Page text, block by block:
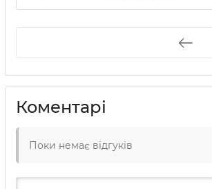
Коментарі
Поки немає відгуків